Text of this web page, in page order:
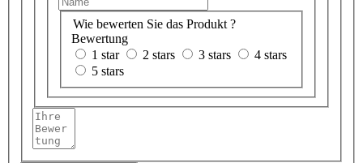
Wie bewerten Sie das Produkt ?
Bewertung
1 star
2 stars 3 stars
4 stars
5 stars